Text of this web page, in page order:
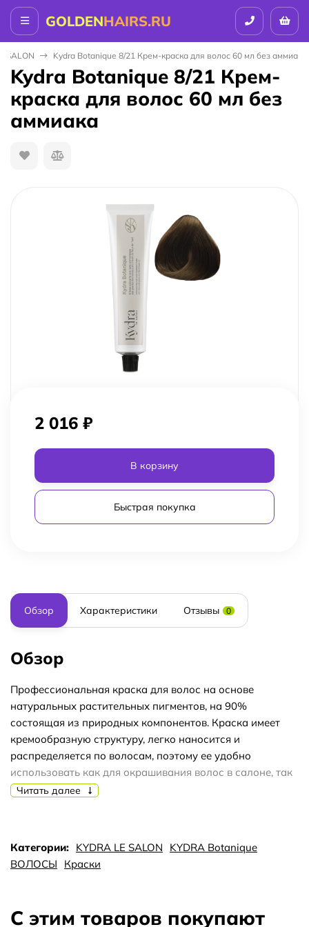
GOLDENHAIRS.RU
SALON Kydra Botanique 8/21 Крем-краска для волос 60 мл без аммиака
Kydra Botanique 8/21 Крем-
краска для волос 60 мл без
аммиака
2 016 ₽
В корзину
Быстрая покупка
Обзор Характеристики Отзывы 0
Обзор
Профессиональная краска для волос на основе
натуральных растительных пигментов, на 90%
состоящая из природных компонентов. Краска имеет
кремообразную структуру, легко наносится и
распределяется по волосам, поэтому ее удобно
использовать как для окрашивания волос в салоне, так
и в домашних условиях. Даёт глубокое, стойкое
ингредиенты позволяют использовать краску Kydra
Botanique для окрашивания волос во время
Kydra Le Salon Botanique позволяет окрасить волосы
Читать далее
Категории: KYDRA LE SALON
KYDRA Botanique
ВОЛОСЫ
Краски
С этим товаров покупают